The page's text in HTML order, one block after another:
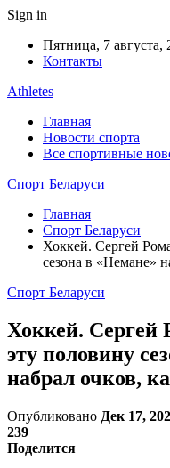
Sign in
Пятница, 7 августа,
Контакты
Athletes
Главная
Новости спорта
Все спортивные
Спорт Беларуси
Главная
Спорт Беларуси
Хоккей. Сергей
сезона в «Немане»
Спорт Беларуси
Хоккей. Сергей
эту половину
набрал очков,
Опубликовано Дек 17,
239
Поделится